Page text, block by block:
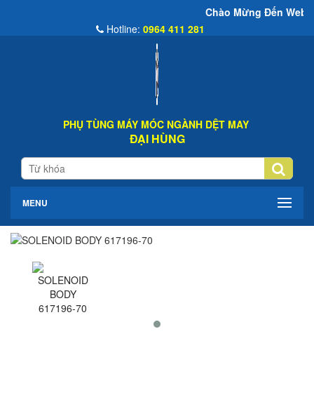
Chào Mừng Đến Website Đại Hùng Co
Hotline: 0964 411 281
PHỤ TÙNG MÁY MÓC NGÀNH DỆT MAY
ĐẠI HÙNG
MENU